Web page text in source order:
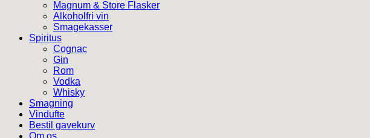
Magnum & Store Flasker
Alkoholfri vin
Smagekasser
Spiritus
Cognac
Gin
Rom
Vodka
Whisky
Smagning
Vindufte
Bestil gavekurv